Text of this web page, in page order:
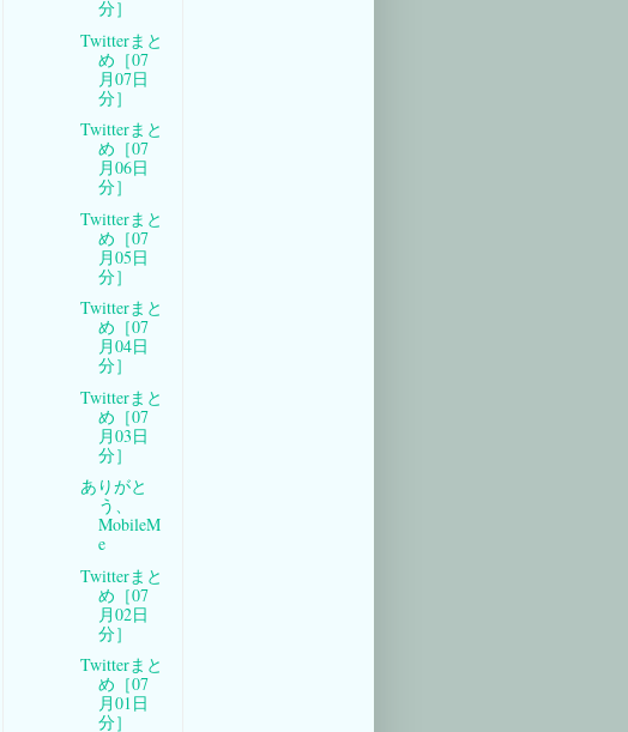
分］
Twitterまと
め［07
月07日
分］
Twitterまと
め［07
月06日
分］
Twitterまと
め［07
月05日
分］
Twitterまと
め［07
月04日
分］
Twitterまと
め［07
月03日
分］
ありがと
う、
MobileM
e
Twitterまと
め［07
月02日
分］
Twitterまと
め［07
月01日
分］